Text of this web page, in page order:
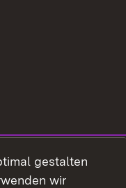
gestalten
wir